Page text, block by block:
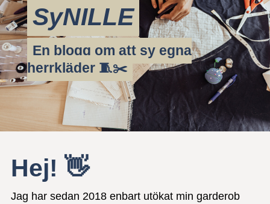
SyNILLE
En blogg om att sy egna
herrkläder 🧵✂️
Hej! 👋
Jag har sedan 2018 enbart utökat min garderob